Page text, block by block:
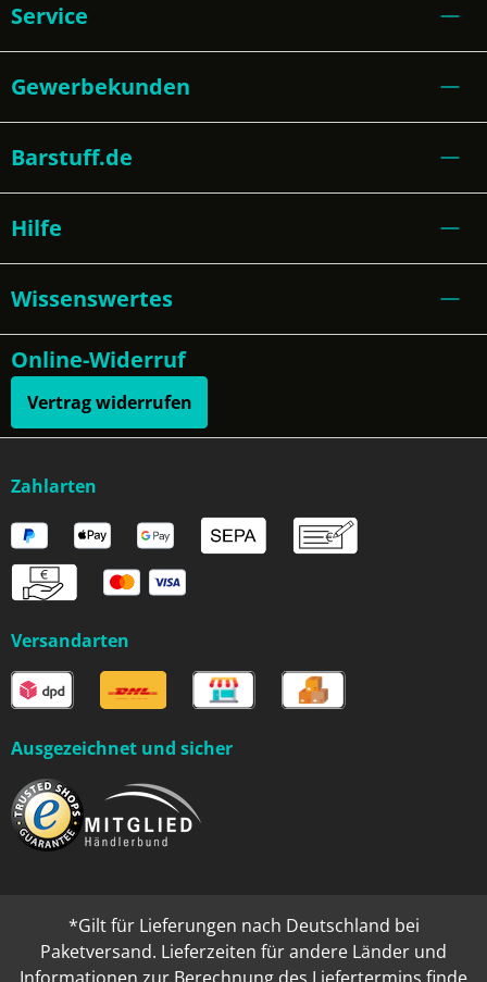
Service
Gewerbekunden
Barstuff.de
Hilfe
Wissenswertes
Online-Widerruf
Vertrag widerrufen
Zahlarten
Versandarten
Ausgezeichnet und sicher
*Gilt für Lieferungen nach Deutschland bei
Paketversand. Lieferzeiten für andere Länder und